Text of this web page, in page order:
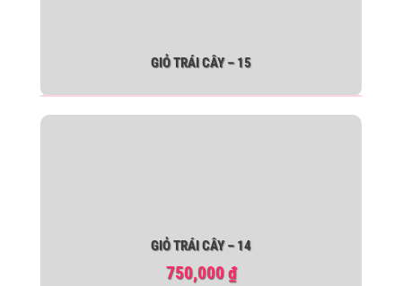
GIỎ TRÁI CÂY – 15
GIỎ TRÁI CÂY – 14
750,000₫